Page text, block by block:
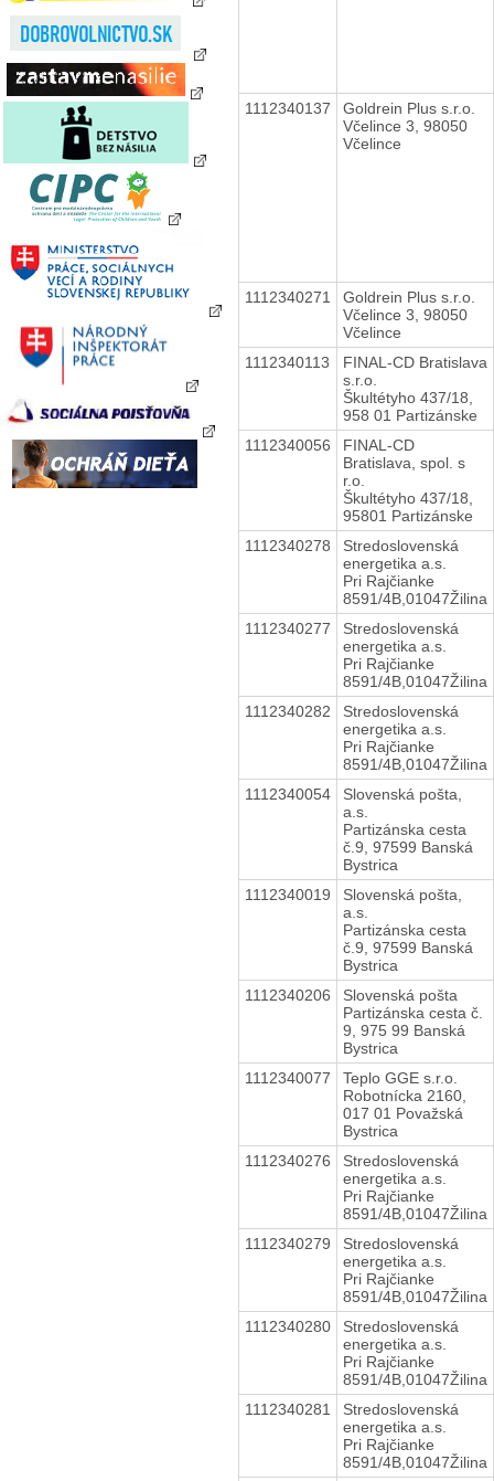
1112340137
Goldrein Plus s.r.o.
Včelince 3, 98050
Včelince
1112340271
Goldrein Plus s.r.o.
Včelince 3, 98050
Včelince
1112340113
FINAL-CD Bratislava
s.r.o.
Škultétyho 437/18,
958 01 Partizánske
1112340056
FINAL-CD
Bratislava, spol. s
r.o.
Škultétyho 437/18,
95801 Partizánske
1112340278
Stredoslovenská
energetika a.s.
Pri Rajčianke
8591/4B,01047Žilina
1112340277
Stredoslovenská
energetika a.s.
Pri Rajčianke
8591/4B,01047Žilina
1112340282
Stredoslovenská
energetika a.s.
Pri Rajčianke
8591/4B,01047Žilina
1112340054
Slovenská pošta,
a.s.
Partizánska cesta
č.9, 97599 Banská
Bystrica
1112340019
Slovenská pošta,
a.s.
Partizánska cesta
č.9, 97599 Banská
Bystrica
1112340206
Slovenská pošta
Partizánska cesta č.
9, 975 99 Banská
Bystrica
1112340077
Teplo GGE s.r.o.
Robotnícka 2160,
017 01 Považská
Bystrica
1112340276
Stredoslovenská
energetika a.s.
Pri Rajčianke
8591/4B,01047Žilina
1112340279
Stredoslovenská
energetika a.s.
Pri Rajčianke
8591/4B,01047Žilina
1112340280
Stredoslovenská
energetika a.s.
Pri Rajčianke
8591/4B,01047Žilina
1112340281
Stredoslovenská
energetika a.s.
Pri Rajčianke
8591/4B,01047Žilina